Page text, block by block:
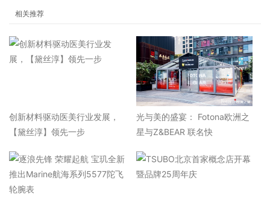
相关推荐
​创新材料驱动医美行业发展，
【黛丝淳】领先一步
光与美的盛宴： Fotona欧洲之
星与Z&BEAR 联名快